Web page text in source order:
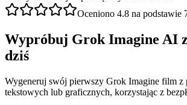
Oceniono 4.8 na podstawie
Wypróbuj Grok Imagine AI
dziś
Wygeneruj swój pierwszy Grok Imagine film z
tekstowych lub graficznych, korzystając z